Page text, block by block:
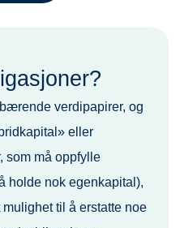
verdipapirer, og
eller
som må oppfylle
holde nok egenkapital),
til å erstatte noe